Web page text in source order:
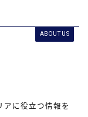
ABOUT US
アに役立つ情報を